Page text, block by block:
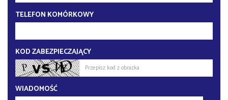
TELEFON KOMÓRKOWY
KOD ZABEZPIECZAJĄCY
WIADOMOŚĆ